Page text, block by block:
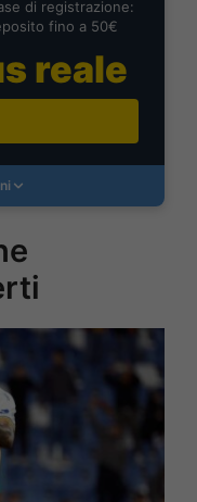
di registrazione:
fino a 50€
reale